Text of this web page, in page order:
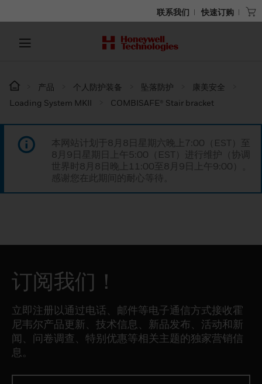
联系我们 快速订购
产品 个人防护装备 坠落防护
康美安全
Loading System MKII
COMBISAFE® Stair bracket
本网站计划于8月8日星期六晚上7:00（EST）至
8月9日星期日上午5:00（EST）进行维护（协调
世界时8月8日晚上11:00至8月9日上午9:00）。
感谢您在此期间的耐心等待。
订阅我们！
立即注册以通过电话、邮件等电子通信方式接收霍
尼韦尔产品更新、技术信息、新品发布、活动和新
闻、问卷调查、特别优惠等相关主题的独家营销信
息。